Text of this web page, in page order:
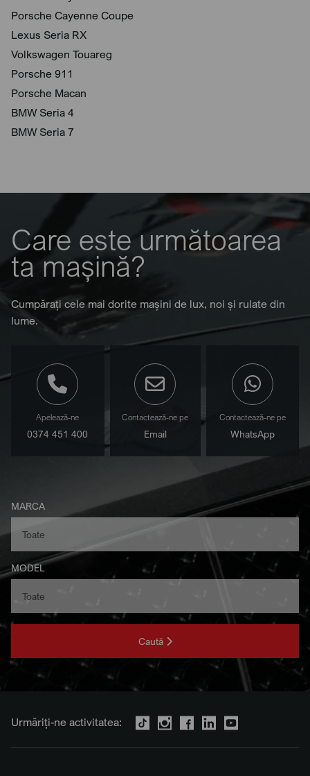
Porsche Cayenne Coupe
Lexus Seria RX
Volkswagen Touareg
Porsche 911
Porsche Macan
BMW Seria 4
BMW Seria 7
Care este următoarea
ta mașină?
Cumpărați cele mai dorite mașini de lux, noi și rulate din
lume.
Apelează-ne
0374 451 400
Contactează-ne pe
Email
Contactează-ne pe
WhatsApp
MARCA
MODEL
Caută
Urmăriți-ne activitatea: